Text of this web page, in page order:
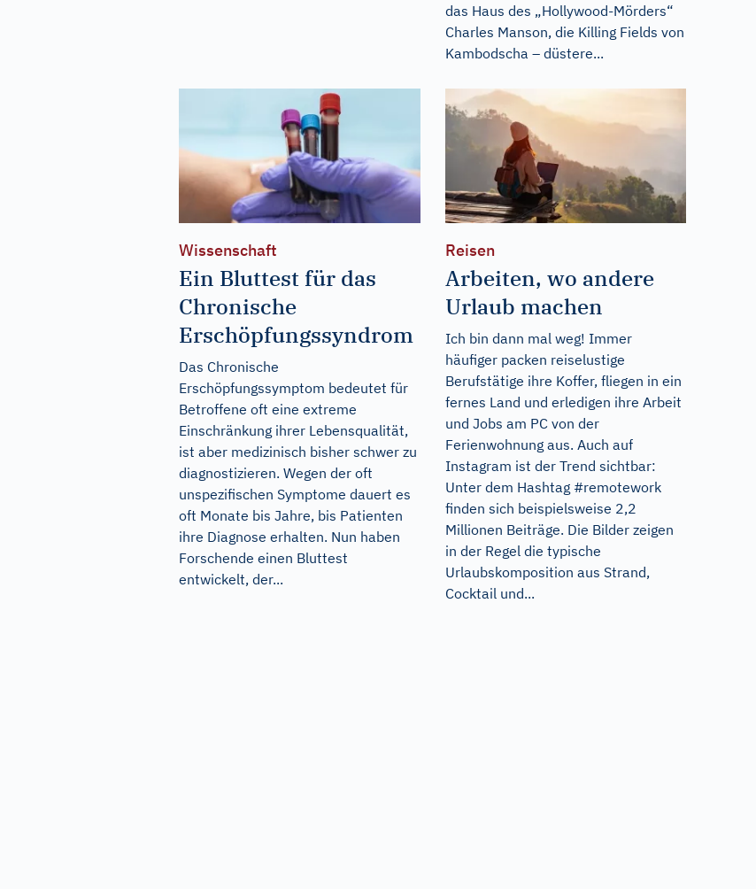
das Haus des „Hollywood-Mörders“
Charles Manson, die Killing Fields von
Kambodscha – düstere...
Wissenschaft
Ein Bluttest für das
Chronische
Erschöpfungssyndrom
Das Chronische
Erschöpfungssymptom bedeutet für
Betroffene oft eine extreme
Einschränkung ihrer Lebensqualität,
ist aber medizinisch bisher schwer zu
diagnostizieren. Wegen der oft
unspezifischen Symptome dauert es
oft Monate bis Jahre, bis Patienten
ihre Diagnose erhalten. Nun haben
Forschende einen Bluttest
entwickelt, der...
Reisen
Arbeiten, wo andere
Urlaub machen
Ich bin dann mal weg! Immer
häufiger packen reiselustige
Berufstätige ihre Koffer, fliegen in ein
fernes Land und erledigen ihre Arbeit
und Jobs am PC von der
Ferienwohnung aus. Auch auf
Instagram ist der Trend sichtbar:
Unter dem Hashtag #remotework
finden sich beispielsweise 2,2
Millionen Beiträge. Die Bilder zeigen
in der Regel die typische
Urlaubskomposition aus Strand,
Cocktail und...